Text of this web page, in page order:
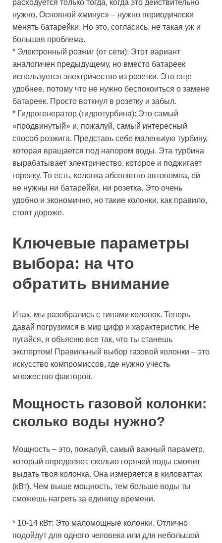
расходуется только тогда, когда это действительно
нужно. Основной «минус» – нужно периодически
менять батарейки. Но это, согласись, не такая уж и
большая проблема.
* Электронный розжиг (от сети): Этот вариант
аналогичен предыдущему, но вместо батареек
используется электричество из розетки. Это еще
удобнее, потому что не нужно беспокоиться о замене
батареек. Просто воткнул в розетку и забыл.
* Гидрогенератор (гидротурбина): Это самый
«продвинутый» и, пожалуй, самый интересный
способ розжига. Представь себе маленькую турбину,
которая вращается под напором воды. Эта турбина
вырабатывает электричество, которое и поджигает
горелку. То есть, колонка абсолютно автономна, ей
не нужны ни батарейки, ни розетка. Это очень
удобно и экономично, но такие колонки, как правило,
стоят дороже.
Ключевые параметры
выбора: на что
обратить внимание
Итак, мы разобрались с типами колонок. Теперь
давай погрузимся в мир цифр и характеристик. Не
пугайся, я объясню все так, что ты станешь
экспертом! Правильный выбор газовой колонки – это
искусство компромиссов, где нужно учесть
множество факторов.
Мощность газовой колонки:
сколько воды нужно?
Мощность – это, пожалуй, самый важный параметр,
который определяет, сколько горячей воды сможет
выдать твоя колонка. Она измеряется в киловаттах
(кВт). Чем выше мощность, тем больше воды ты
сможешь нагреть за единицу времени.
* 10-14 кВт: Это маломощные колонки. Отлично
подойдут для одного человека или для небольшой